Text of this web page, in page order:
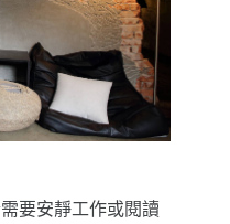
要安靜工作或閱讀